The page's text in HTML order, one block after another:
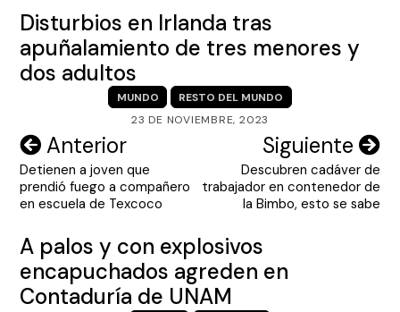
Disturbios en Irlanda tras
apuñalamiento de tres menores y
dos adultos
MUNDO
RESTO DEL MUNDO
23 DE NOVIEMBRE, 2023
Navegación
de
entradas
Anterior
Detienen a joven que
prendió fuego a compañero
en escuela de Texcoco
Siguiente
Descubren cadáver de
trabajador en contenedor de
la Bimbo, esto se sabe
A palos y con explosivos
encapuchados agreden en
Contaduría de UNAM